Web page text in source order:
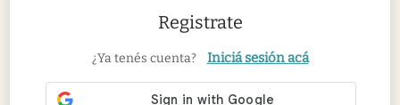
Registrate
¿Ya tenés cuenta? Iniciá sesión acá